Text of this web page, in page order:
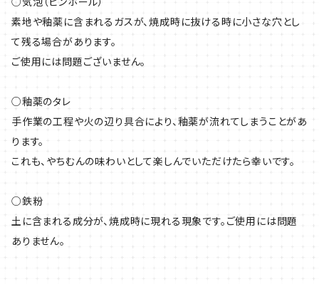
素地や釉薬に含まれるガスが、焼成時に抜ける時に小さな穴とし
て残る場合があります。
ご使用には問題ございません。
○釉薬のタレ
手作業の工程や火の辺り具合により、釉薬が流れてしまうことがあ
ります。
これも、やちむんの味わいとして楽しんでいただけたら幸いです。
○鉄粉
土に含まれる成分が、焼成時に現れる現象です。ご使用には問題
ありません。